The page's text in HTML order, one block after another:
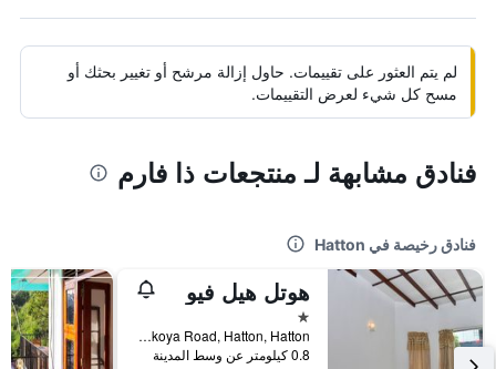
لم يتم العثور على تقييمات. حاول إزالة مرشح أو تغيير بحثك أو
مسح كل شيء لعرض التقييمات.
فنادق مشابهة لـ منتجعات ذا فارم
فنادق رخيصة في Hatton
هوتل هيل فيو
نجمة واحدة
No.229/3, Dickoya Road, Hatton, Hatton, سريلانكا
0.8 كيلومتر عن وسط المدينة